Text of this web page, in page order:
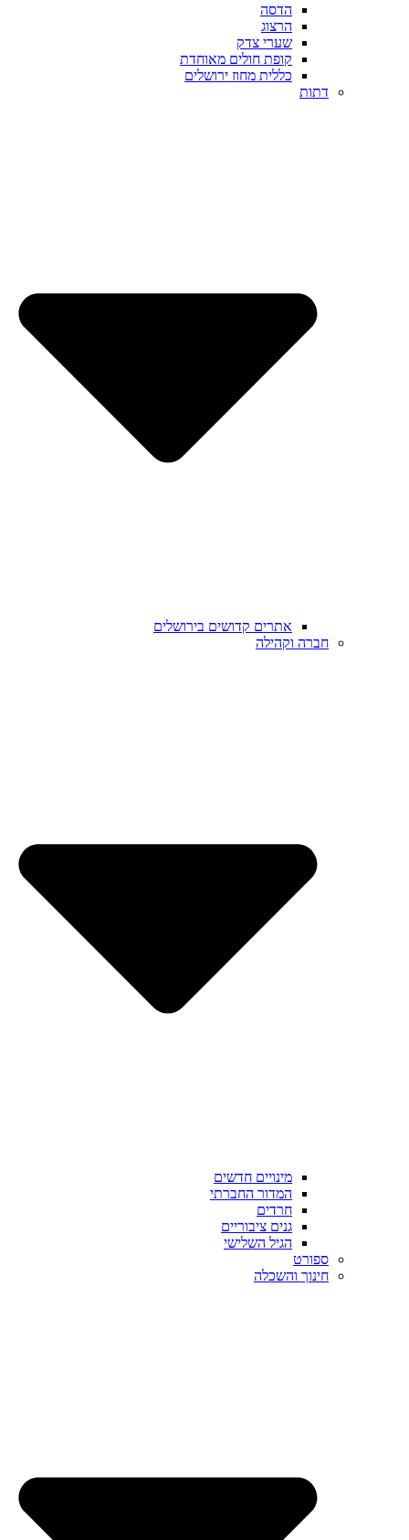
הדסה
הרצוג
שערי צדק
קופת חולים מאוחדת
כללית מחוז ירושלים
דתות
אתרים קדושים בירושלים
חברה וקהילה
מינויים חדשים
המדור החברתי
חרדים
גנים ציבוריים
הגיל השלישי
ספורט
חינוך והשכלה